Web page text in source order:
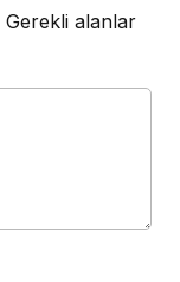
Gerekli alanlar